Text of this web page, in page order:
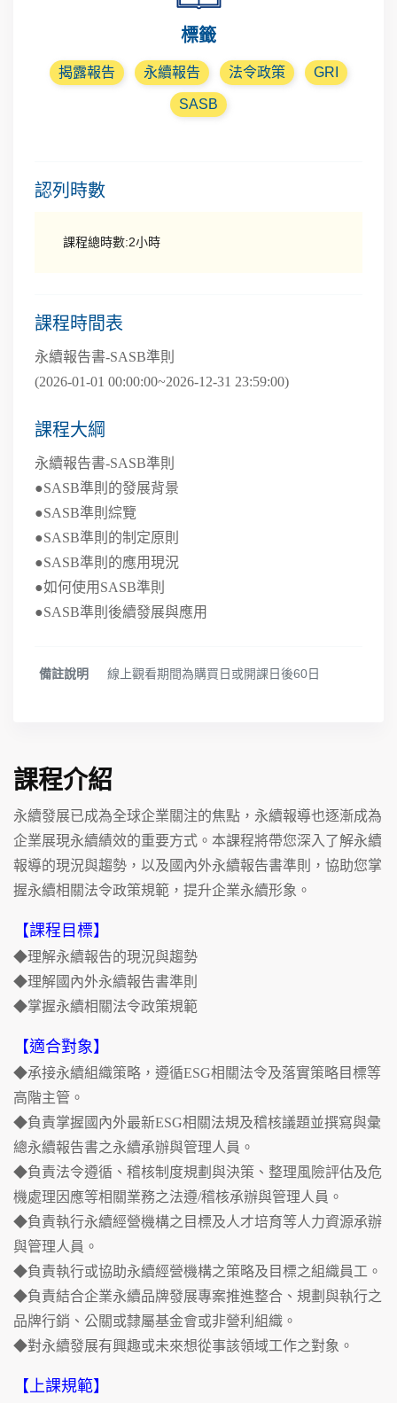
標籤
揭露報告 永續報告 法令政策 GRI
SASB
認列時數
課程總時數:2小時
課程時間表
永續報告書-SASB準則
(2026-01-01 00:00:00~2026-12-31 23:59:00)
課程大綱
永續報告書-SASB準則
●SASB準則的發展背景
●SASB準則綜覽
●SASB準則的制定原則
●SASB準則的應用現況
●如何使用SASB準則
●SASB準則後續發展與應用
備註說明 線上觀看期間為購買日或開課日後60日
課程介紹
永續發展已成為全球企業關注的焦點，永續報導也逐漸成為
企業展現永續績效的重要方式。本課程將帶您深入了解永續
報導的現況與趨勢，以及國內外永續報告書準則，協助您掌
握永續相關法令政策規範，提升企業永續形象。
【課程目標】
◆理解永續報告的現況與趨勢
◆理解國內外永續報告書準則
◆掌握永續相關法令政策規範
【適合對象】
◆承接永續組織策略，遵循ESG相關法令及落實策略目標等
高階主管。
◆負責掌握國內外最新ESG相關法規及稽核議題並撰寫與彙
總永續報告書之永續承辦與管理人員。
◆負責法令遵循、稽核制度規劃與決策、整理風險評估及危
機處理因應等相關業務之法遵/稽核承辦與管理人員。
◆負責執行永續經營機構之目標及人才培育等人力資源承辦
與管理人員。
◆負責執行或協助永續經營機構之策略及目標之組織員工。
◆負責結合企業永續品牌發展專案推進整合、規劃與執行之
品牌行銷、公關或隸屬基金會或非營利組織。
◆對永續發展有興趣或未來想從事該領域工作之對象。
【上課規範】